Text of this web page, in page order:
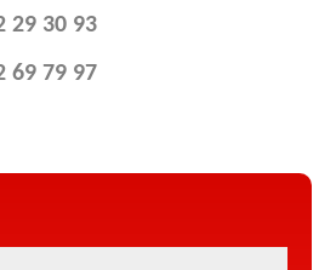
29 30 93
69 79 97